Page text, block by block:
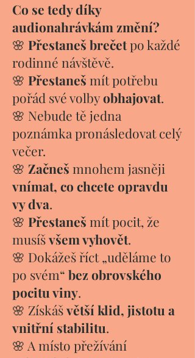
Co se tedy díky
audionahrávkám změní?
🌸 Přestaneš brečetpo každé
rodinné návštěvě.
🌸 Přestaneš mít potřebu
pořád své volbyobhajovat.
🌸 Nebude tě jedna
poznámka pronásledovat celý
večer.
🌸 Začneš mnohem jasněji
vnímat, co chcete opravdu
vy dva.
🌸 Přestaneš mít pocit, že
musíšvšem vyhovět.
🌸 Dokážeš říct „uděláme to
po svém“ bez obrovského
pocitu viny.
🌸 Získášvětší klid, jistotu a
vnitřní stabilitu.
🌸 A místo přežívání